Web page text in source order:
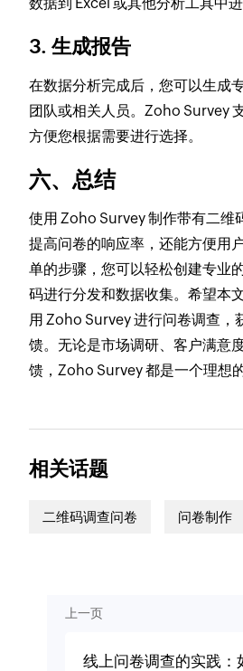
3. 生成报告
在数据分析完成后，您可以生成
团队或相关人员。Zoho Survey
方便您根据需要进行选择。
六、总结
使用 Zoho Survey 制作带有二维
提高问卷的响应率，还能方便用
单的步骤，您可以轻松创建专业
码进行分发和数据收集。希望本
用 Zoho Survey 进行问卷调查，
馈。无论是市场调研、客户满意
馈，Zoho Survey 都是一个理想
相关话题
二维码调查问卷 问卷制作
上一页
线上问卷调查的实践：